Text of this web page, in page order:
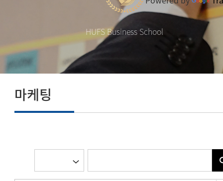
HUFS Business School
마케팅